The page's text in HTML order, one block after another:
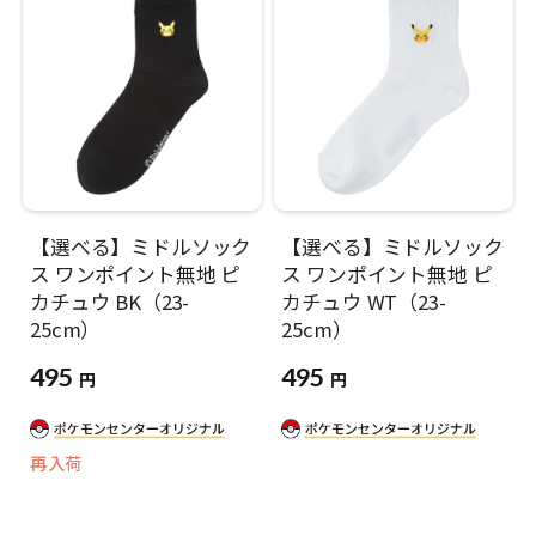
【選べる】ミドルソック
ス ワンポイント無地 ピ
カチュウ BK（23-
25cm）
495 円
再入荷
【選べる】ミドルソック
ス ワンポイント無地 ピ
カチュウ WT（23-
25cm）
495 円